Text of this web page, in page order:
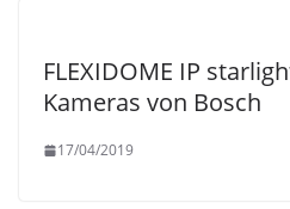
FLEXIDOME IP
Kameras von Bosch
17/04/2019